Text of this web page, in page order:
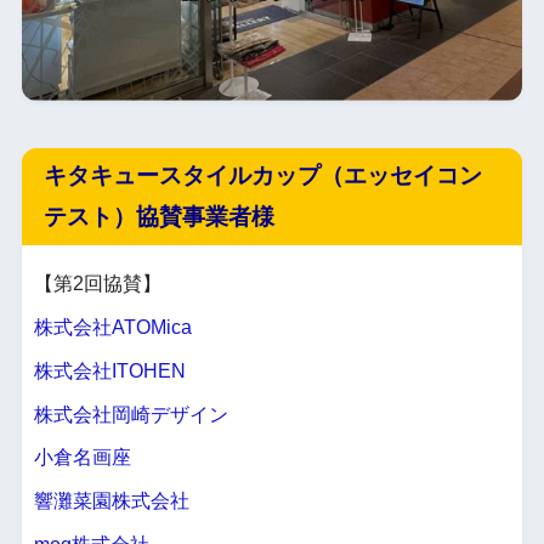
キタキュースタイルカップ（エッセイコン
テスト）協賛事業者様
【第2回協賛】
株式会社ATOMica
株式会社ITOHEN
株式会社岡崎デザイン
小倉名画座
響灘菜園株式会社